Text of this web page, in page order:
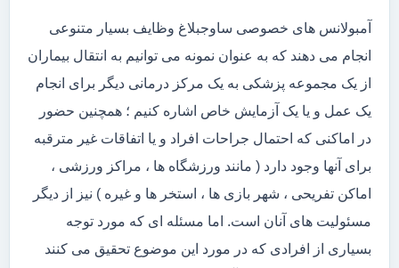
آمبولانس های خصوصی ساوجبلاغ وظایف بسیار متنوعی
انجام می دهند که به عنوان نمونه می توانیم به انتقال بیماران
از یک مجموعه پزشکی به یک مرکز درمانی دیگر برای انجام
یک عمل و یا یک آزمایش خاص اشاره کنیم ؛ همچنین حضور
در اماکنی که احتمال جراحات افراد و یا اتفاقات غیر مترقبه
برای آنها وجود دارد ( مانند ورزشگاه ها ، مراکز ورزشی ،
اماکن تفریحی ، شهر بازی ها ، استخر ها و غیره ) نیز از دیگر
مسئولیت های آنان است. اما مسئله ای که مورد توجه
بسیاری از افرادی که در مورد این موضوع تحقیق می کنند